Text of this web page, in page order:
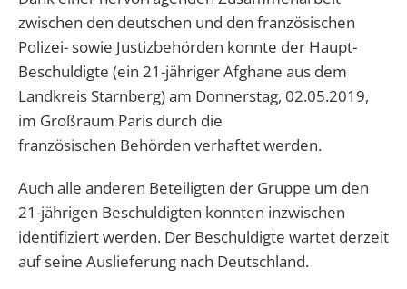
zwischen den deutschen und den französischen
Polizei- sowie Justizbehörden konnte der Haupt-
Beschuldigte (ein 21-jähriger Afghane aus dem
Landkreis Starnberg) am Donnerstag, 02.05.2019,
im Großraum Paris durch die
französischen Behörden verhaftet werden.
Auch alle anderen Beteiligten der Gruppe um den
21-jährigen Beschuldigten konnten inzwischen
identifiziert werden. Der Beschuldigte wartet derzeit
auf seine Auslieferung nach Deutschland.